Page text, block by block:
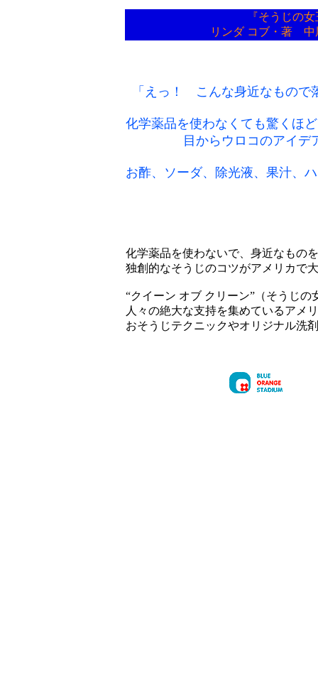
『そうじの
リンダ コブ・著 中
「えっ！ こんな身近なもので
化学薬品を使わなくても驚くほ
目からウロコのアイデ
お酢、ソーダ、除光液、果汁、
化学薬品を使わないで、身近なもの
独創的なそうじのコツがアメリカで
“クイーン オブ クリーン”（そうじの
人々の絶大な支持を集めているアメ
おそうじテクニックやオリジナル洗